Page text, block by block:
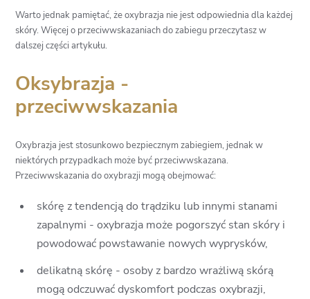
Warto jednak pamiętać, że oxybrazja nie jest odpowiednia dla każdej
skóry. Więcej o przeciwwskazaniach do zabiegu przeczytasz w
dalszej części artykułu.
Oksybrazja -
przeciwwskazania
Oxybrazja jest stosunkowo bezpiecznym zabiegiem, jednak w
niektórych przypadkach może być przeciwwskazana.
Przeciwwskazania do oxybrazji mogą obejmować:
skórę z tendencją do trądziku lub innymi stanami
zapalnymi - oxybrazja może pogorszyć stan skóry i
powodować powstawanie nowych wyprysków,
delikatną skórę - osoby z bardzo wrażliwą skórą
mogą odczuwać dyskomfort podczas oxybrazji,